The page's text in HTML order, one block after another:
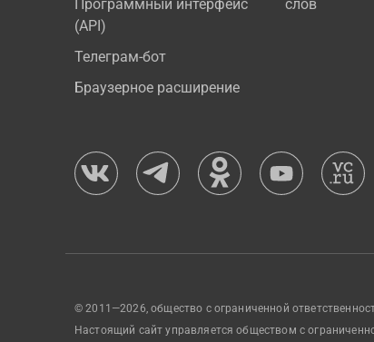
Программный интерфейс
(API)
Телеграм-бот
Браузерное расширение
слов
© 2011—2026, общество с ограниченной
Настоящий сайт управляется обществом с